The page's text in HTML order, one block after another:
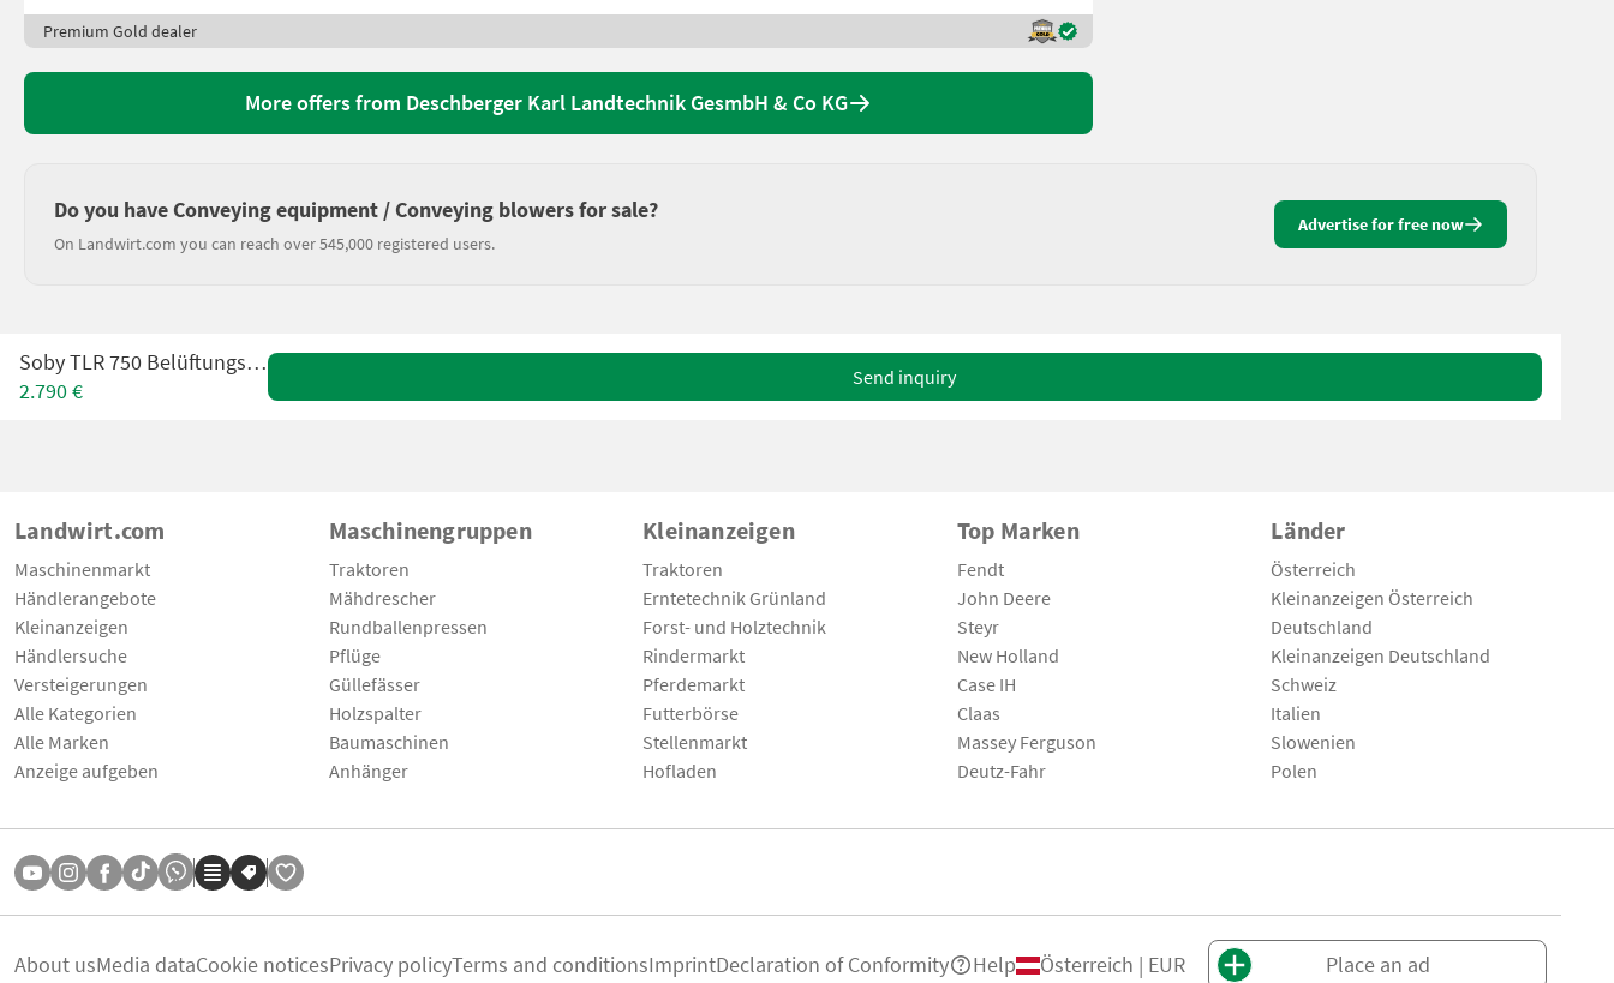
Premium Gold dealer
More offers from Deschberger Karl Landtechnik GesmbH & Co KG
Do you have Conveying equipment / Conveying blowers for sale?
On Landwirt.com you can reach over 545,000 registered users.
Advertise for free now
Soby TLR 750 Belüftungsgebläse
2.790 €
Send inquiry
Landwirt.com
Maschinenmarkt
Händlerangebote
Kleinanzeigen
Händlersuche
Versteigerungen
Alle Kategorien
Alle Marken
Anzeige aufgeben
Maschinengruppen
Traktoren
Mähdrescher
Rundballenpressen
Pflüge
Güllefässer
Holzspalter
Baumaschinen
Anhänger
Kleinanzeigen
Traktoren
Erntetechnik Grünland
Forst- und Holztechnik
Rindermarkt
Pferdemarkt
Futterbörse
Stellenmarkt
Hofladen
Top Marken
Fendt
John Deere
Steyr
New Holland
Case IH
Claas
Massey Ferguson
Deutz-Fahr
Länder
Österreich
Kleinanzeigen Österreich
Deutschland
Kleinanzeigen Deutschland
Schweiz
Italien
Slowenien
Polen
About usMedia dataCookie noticesPrivacy policyTerms and conditionsImprintDeclaration of Conformity Help Österreich | EUR Place an ad